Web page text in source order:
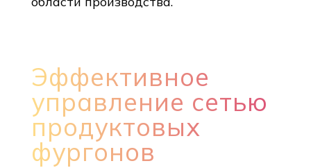
Эффективное
управление сетью
продуктовых
фургонов